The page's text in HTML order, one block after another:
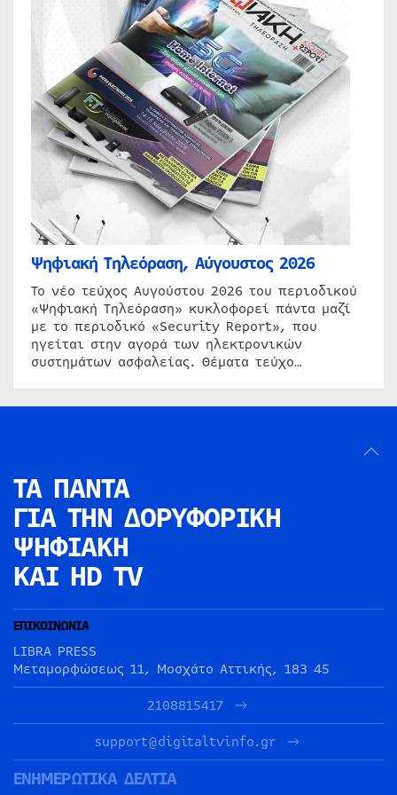
Ψηφιακή Τηλεόραση, Αύγουστος 2026
Το νέο τεύχος Αυγούστου 2026 του περιοδικού
«Ψηφιακή Τηλεόραση» κυκλοφορεί πάντα μαζί
με το περιοδικό «Security Report», που
ηγείται στην αγορά των ηλεκτρονικών
συστημάτων ασφαλείας. Θέματα τεύχο…
ΤΑ ΠΑΝΤΑ
ΓΙΑ ΤΗΝ ΔΟΡΥΦΟΡΙΚΗ
ΨΗΦΙΑΚΗ
ΚΑΙ HD TV
ΕΠΙΚΟΙΝΩΝΙΑ
LIBRA PRESS
Μεταμορφώσεως 11, Μοσχάτο Αττικής, 183 45
2108815417
support@digitaltvinfo.gr
ΕΝΗΜΕΡΩΤΙΚΑ ΔΕΛΤΙΑ